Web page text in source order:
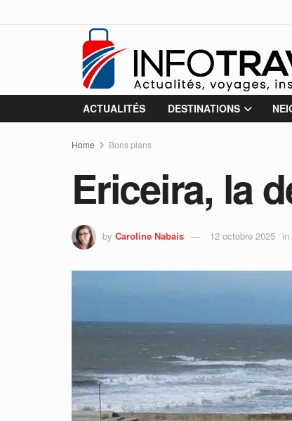
ACTUALITÉS DESTINATIONS
Home Bons plans
Ericeira, la
by Caroline Nabais 12 octobre 2025 in